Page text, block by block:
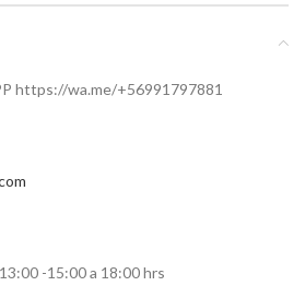
https://wa.me/+56991797881
-15:00 a 18:00 hrs